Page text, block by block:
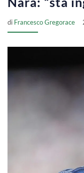
di Francesco Gregorace